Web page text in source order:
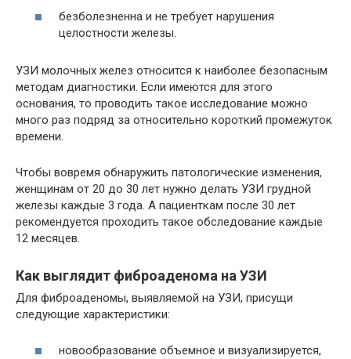
безболезненна и не требует нарушения
целостности железы.
УЗИ молочных желез относится к наиболее безопасным
методам диагностики. Если имеются для этого
основания, то проводить такое исследование можно
много раз подряд за относительно короткий промежуток
времени.
Чтобы вовремя обнаружить патологические изменения,
женщинам от 20 до 30 лет нужно делать УЗИ грудной
железы каждые 3 года. А пациенткам после 30 лет
рекомендуется проходить такое обследование каждые
12 месяцев.
Как выглядит фиброаденома на УЗИ
Для фиброаденомы, выявляемой на УЗИ, присущи
следующие характеристики:
новообразование объемное и визуализируется,